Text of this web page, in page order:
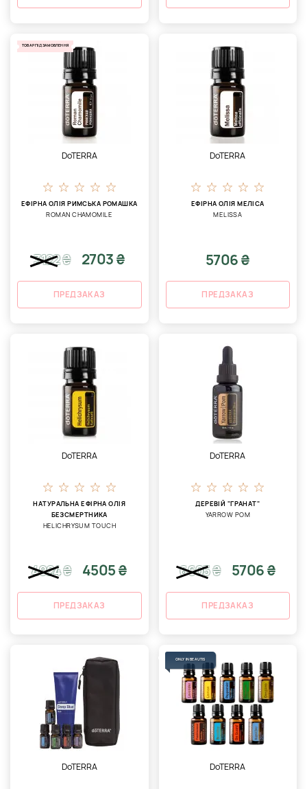
ТОВАР ПІД ЗАМОВЛЕННЯ
DoTERRA
ЕФІРНА ОЛІЯ РИМСЬКА РОМАШКА
ROMAN CHAMOMILE
3122₴ 2703 ₴
ПРЕДЗАКАЗ
DoTERRA
ЕФІРНА ОЛІЯ МЕЛІСА
MELISSA
5706 ₴
ПРЕДЗАКАЗ
DoTERRA
НАТУРАЛЬНА ЕФІРНА ОЛІЯ
БЕЗСМЕРТНИКА
HELICHRYSUM TOUCH
4924₴ 4505 ₴
ПРЕДЗАКАЗ
DoTERRA
ДЕРЕВІЙ "ГРАНАТ"
YARROW POM
6605₴ 5706 ₴
ПРЕДЗАКАЗ
DoTERRA
ONLY IN BEAUTIS
DoTERRA